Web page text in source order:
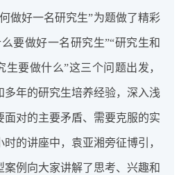
做好一名研究生”为题做了精彩
要做好一名研究生”“研究生和
生要做什么”这三个问题出发，
多年的研究生培养经验，深入浅
面对的主要矛盾、需要克服的实
的讲座中，袁亚湘旁征博引，
案例向大家讲解了思考、兴趣和